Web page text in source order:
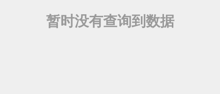
暂时没有查询到数据